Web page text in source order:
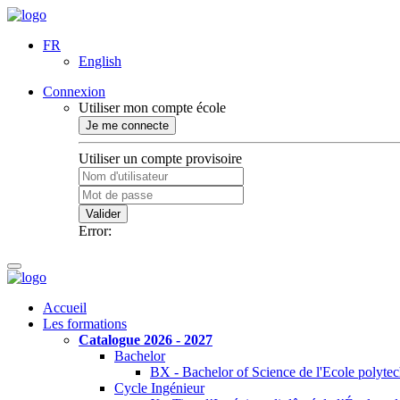
FR
English
Connexion
Utiliser mon compte école
Je me connecte
Utiliser un compte provisoire
Valider
Error:
Accueil
Les formations
Catalogue 2026 - 2027
Bachelor
BX - Bachelor of Science de l'Ecole
Cycle Ingénieur